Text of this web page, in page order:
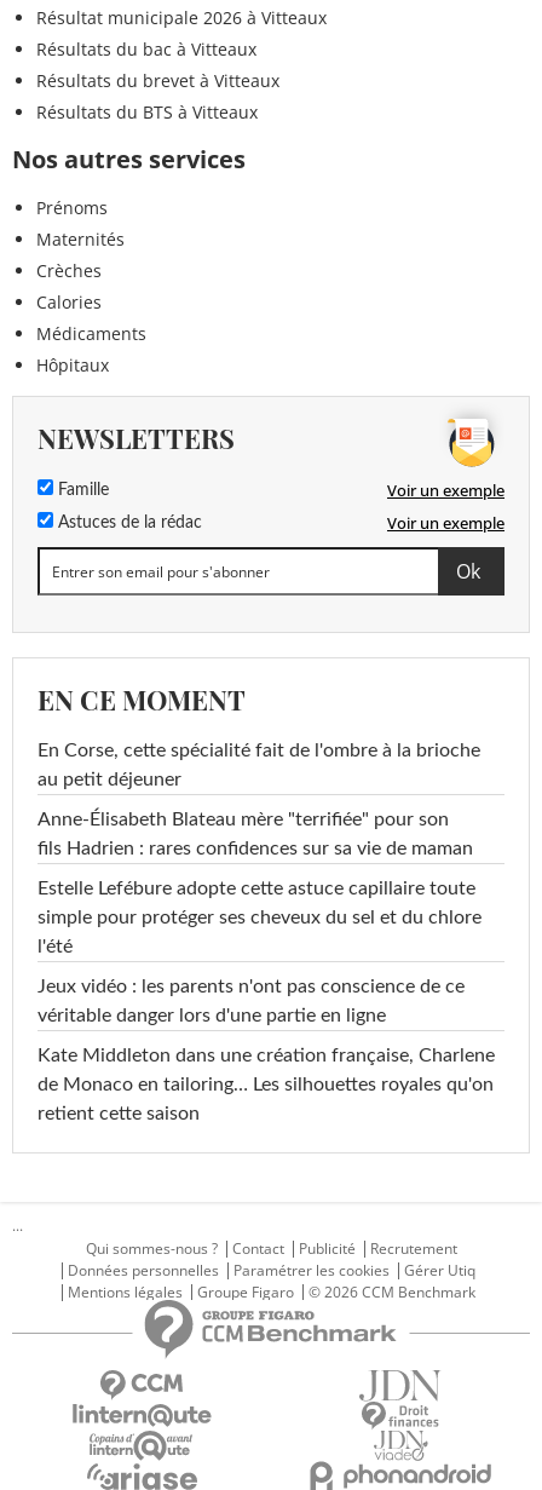
Résultat municipale 2026 à Vitteaux
Résultats du bac à Vitteaux
Résultats du brevet à Vitteaux
Résultats du BTS à Vitteaux
Nos autres services
Prénoms
Maternités
Crèches
Calories
Médicaments
Hôpitaux
NEWSLETTERS
Famille Voir un exemple
Astuces de la rédac Voir un exemple
EN CE MOMENT
En Corse, cette spécialité fait de l'ombre à la brioche
au petit déjeuner
Anne-Élisabeth Blateau mère "terrifiée" pour son
fils Hadrien : rares confidences sur sa vie de maman
Estelle Lefébure adopte cette astuce capillaire toute
simple pour protéger ses cheveux du sel et du chlore
l'été
Jeux vidéo : les parents n'ont pas conscience de ce
véritable danger lors d'une partie en ligne
Kate Middleton dans une création française, Charlene
de Monaco en tailoring… Les silhouettes royales qu'on
retient cette saison
...
Qui sommes-nous ?
Contact Publicité
Recrutement
Données personnelles
Paramétrer les cookies
Gérer Utiq
Mentions légales
Groupe Figaro © 2026 CCM Benchmark